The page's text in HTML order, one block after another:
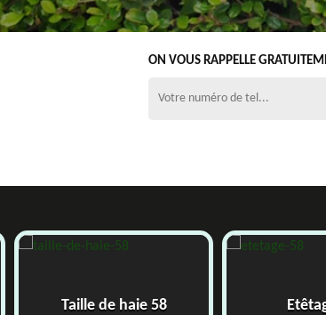
ON VOUS RAPPELLE
Taille de haie 58